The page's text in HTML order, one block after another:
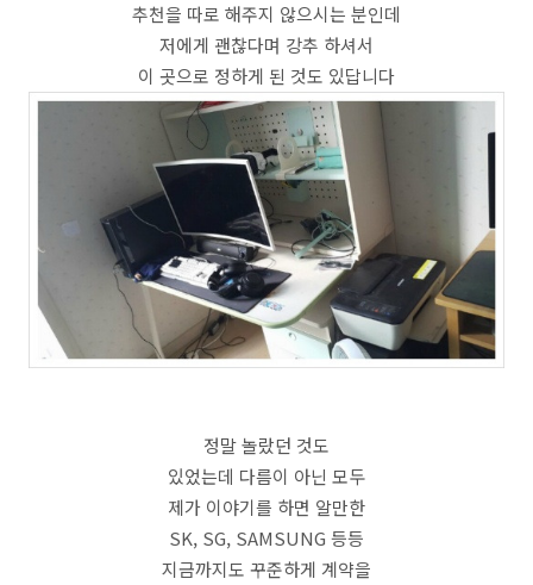
추천을 따로 해주지 않으시는 분인데
저에게 괜찮다며 강추 하셔서
이 곳으로 정하게 된 것도 있답니다
정말 놀랐던 것도
있었는데 다름이 아닌 모두
제가 이야기를 하면 알만한
SK, SG, SAMSUNG 등등
지금까지도 꾸준하게 계약을